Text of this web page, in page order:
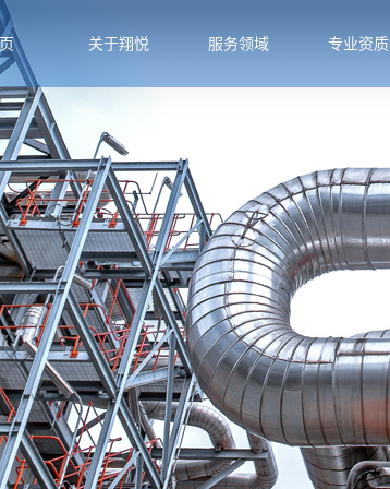
关于翔悦
公司环境
专家介绍
组织机构
企业文化
业务介绍
服务领域
服务领域
冶金行业
公用工程
生物医药
带压堵漏
带压开孔
施工现场
专业资质